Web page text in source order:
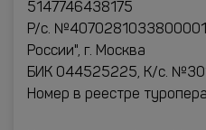
5147746438175
Р/с.
России", г. Москва
БИК 044525225, К/с.
Номер в реестре